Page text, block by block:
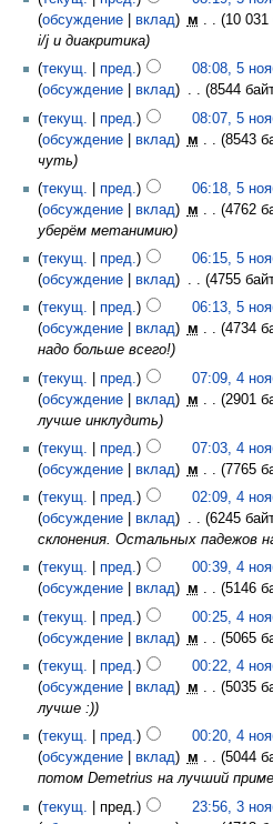
обсуждение
вклад м 10 031
i/j и диакритика
текущ.
пред. 08:08, 5
обсуждение
вклад 8544
текущ.
пред. 08:07, 5
обсуждение
вклад м 8543
чуть
текущ.
пред. 06:18, 5
обсуждение
вклад м 4762
уберём метанимию
текущ.
пред. 06:15, 5
обсуждение
вклад 4755
текущ.
пред. 06:13, 5
обсуждение
вклад м 4734
надо больше всего!
текущ.
пред. 07:09, 4
обсуждение
вклад м 2901
лучше инклудить
текущ.
пред. 07:03, 4
обсуждение
вклад м 7765
текущ.
пред. 02:09, 4
обсуждение
вклад 6245
склонения. Остальных падежов
текущ.
пред. 00:39, 4
обсуждение
вклад м 5146
текущ.
пред. 00:25, 4
обсуждение
вклад м 5065
текущ.
пред. 00:22, 4
обсуждение
вклад м 5035
лучше :)
текущ.
пред. 00:20, 4
обсуждение
вклад м 5044
потом Demetrius на лучший
текущ.
пред. 23:56, 3